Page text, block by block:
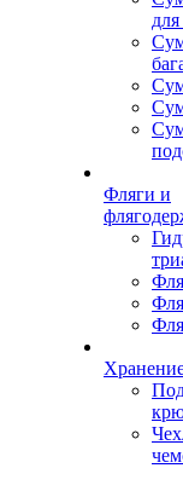
Фляги и